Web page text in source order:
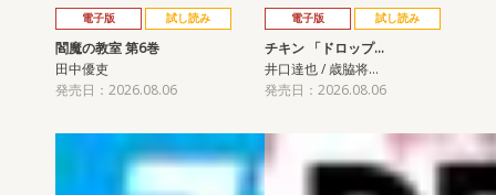
電子版 試し読み
閻魔の教室 第6巻
田中優吏
発売日：2026.08.06
電子版 試し読み
チキン 「ドロップ…
井口達也 / 歳脇将…
発売日：2026.08.06